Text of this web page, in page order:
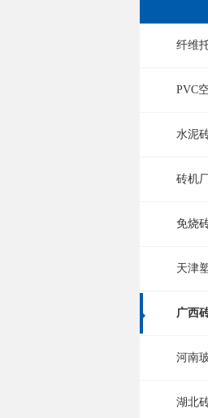
纤维
PVC
水泥
砖机
免烧
天津
广西
河南
湖北